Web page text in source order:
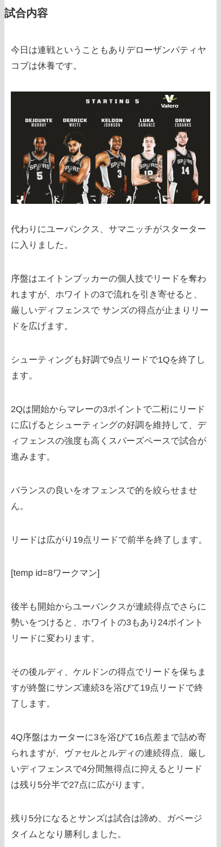
試合内容
今日は連戦ということもありデローザンパティヤ
コブは休養です。
代わりにユーバンクス、サマニッチがスターター
に入りました。
序盤はエイトンブッカーの個人技でリードを奪わ
れますが、ホワイトの3で流れを引き寄せると、
厳しいディフェンスで サンズの得点が止まりリー
ドを広げます。
シューティングも好調で9点リードで1Qを終了し
ます。
2Qは開始からマレーの3ポイントで二桁にリード
に広げるとシューティングの好調を維持して、デ
ィフェンスの強度も高くスパーズペースで試合が
進みます。
バランスの良いをオフェンスで的を絞らせませ
ん。
リードは広がり19点リードで前半を終了します。
[temp id=8ワークマン]
後半も開始からユーバンクスが連続得点でさらに
勢いをつけると、ホワイトの3もあり24ポイント
リードに変わります。
その後ルディ、ケルドンの得点でリードを保ちま
すが終盤にサンズ連続3を浴びて19点リードで終
了します。
4Q序盤はカーターに3を浴びて16点差まで詰め寄
られますが、ヴァセルとルディの連続得点、厳し
いディフェンスで4分間無得点に抑えるとリード
は残り5分半で27点に広がります。
残り5分になるとサンズは試合は諦め、ガベージ
タイムとなり勝利しました。